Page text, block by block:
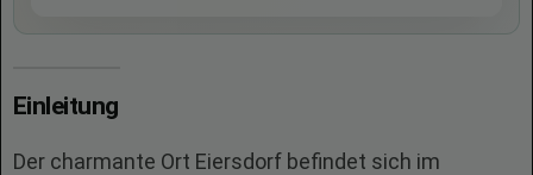
Einleitung
Der charmante Ort Eiersdorf befindet sich im